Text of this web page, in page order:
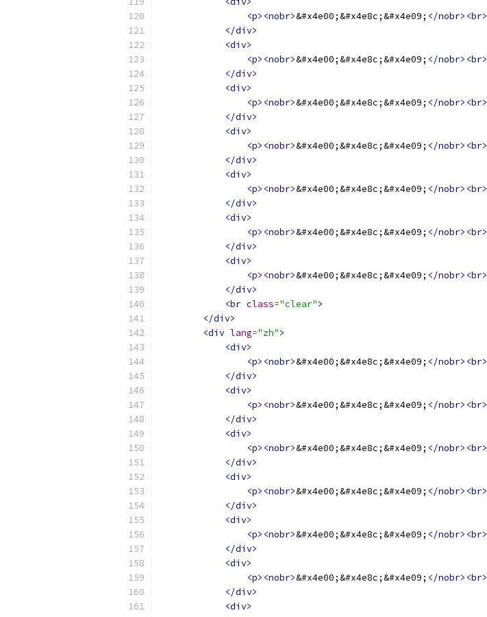
<p><nobr>&#x4e00;&#x4e8c;&#x4e09; </nobr><br>
</div>
<div>
<p><nobr>&#x4e00;&#x4e8c;&#x4e09; </nobr><br>
</div>
<div>
<p><nobr>&#x4e00;&#x4e8c;&#x4e09; </nobr><br>
</div>
<div>
<p><nobr>&#x4e00;&#x4e8c;&#x4e09; </nobr><br>
</div>
<div>
<p><nobr>&#x4e00;&#x4e8c;&#x4e09; </nobr><br>
</div>
<div>
<p><nobr>&#x4e00;&#x4e8c;&#x4e09; </nobr><br>
</div>
<div>
<p><nobr>&#x4e00;&#x4e8c;&#x4e09; </nobr><br>
</div>
<br class="clear">
</div>
<div lang="zh">
<div>
<p><nobr>&#x4e00;&#x4e8c;&#x4e09; </nobr><br>
</div>
<div>
<p><nobr>&#x4e00;&#x4e8c;&#x4e09; </nobr><br>
</div>
<div>
<p><nobr>&#x4e00;&#x4e8c;&#x4e09; </nobr><br>
</div>
<div>
<p><nobr>&#x4e00;&#x4e8c;&#x4e09; </nobr><br>
</div>
<div>
<p><nobr>&#x4e00;&#x4e8c;&#x4e09; </nobr><br>
</div>
<div>
<p><nobr>&#x4e00;&#x4e8c;&#x4e09; </nobr><br>
</div>
<div>